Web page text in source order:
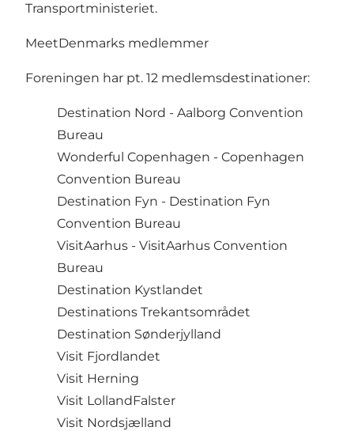
Transportministeriet.
MeetDenmarks medlemmer
Foreningen har pt. 12 medlemsdestinationer:
Destination Nord - Aalborg Convention
Bureau
Wonderful Copenhagen - Copenhagen
Convention Bureau
Destination Fyn - Destination Fyn
Convention Bureau
VisitAarhus - VisitAarhus Convention
Bureau
Destination Kystlandet
Destinations Trekantsområdet
Destination Sønderjylland
Visit Fjordlandet
Visit Herning
Visit LollandFalster
Visit Nordsjælland